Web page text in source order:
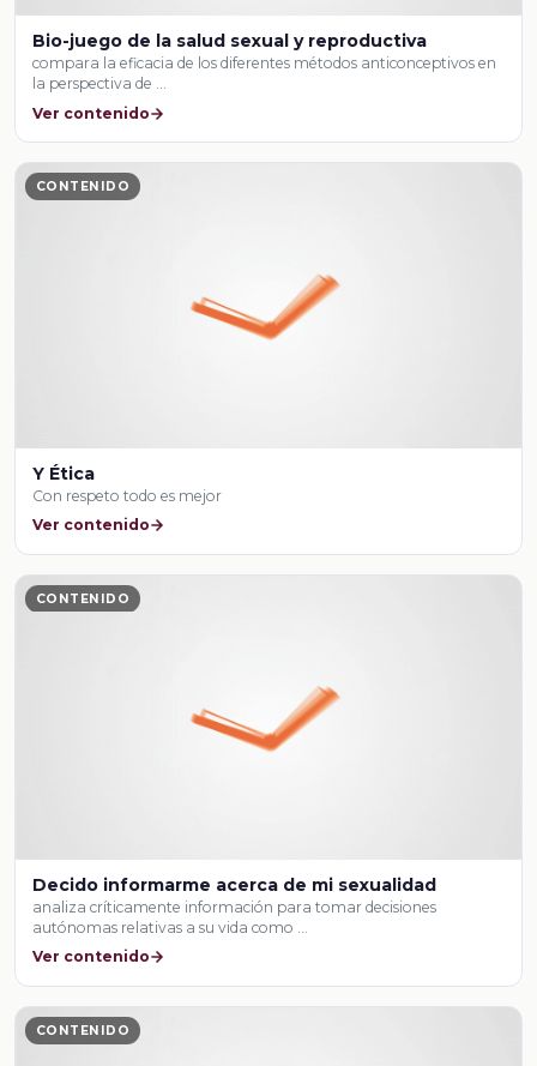
Bio-juego de la salud sexual y reproductiva
compara la eficacia de los diferentes métodos anticonceptivos en
la perspectiva de …
Ver contenido
CONTENIDO
Y Ética
Con respeto todo es mejor
Ver contenido
CONTENIDO
Decido informarme acerca de mi sexualidad
analiza críticamente información para tomar decisiones
autónomas relativas a su vida como …
Ver contenido
CONTENIDO